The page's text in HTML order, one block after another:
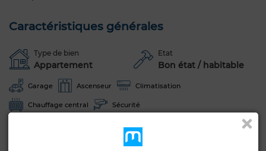
Caractéristiques générales
Type de bien
Appartement
Etat
Bon état / habitable
Garage Ascenseur Climatisation
Chauffage central Sécurité